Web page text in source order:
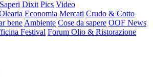
Saperi Dixit Pics Video
Economia Mercati Crudo & Cotto
bene Ambiente Cose da sapere OOF News
Festival Forum Olio & Ristorazione